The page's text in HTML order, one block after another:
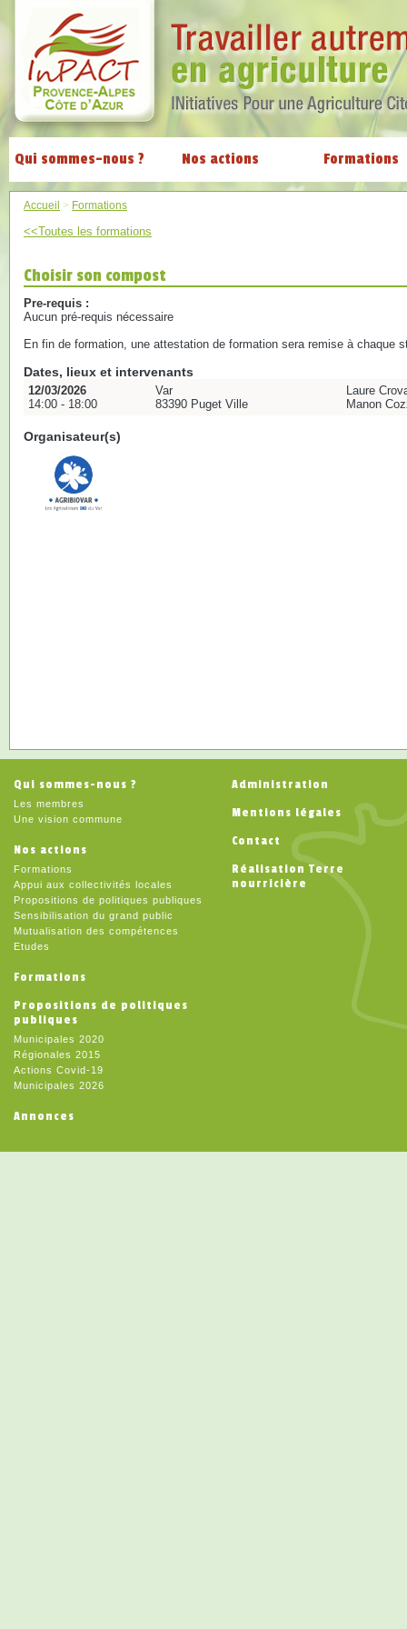
Qui sommes-nous ? Nos actions Formations
Accueil > Formations
<<Toutes les formations
Choisir son compost
Pre-requis :
Aucun pré-requis nécessaire
En fin de formation, une attestation de formation sera remise à chaque
Dates, lieux et intervenants
12/03/2026
14:00 - 18:00
Var
83390 Puget Ville
Laure
Manon
Organisateur(s)
Qui sommes-nous ?
Les membres
Une vision commune
Nos actions
Formations
Appui aux collectivités locales
Propositions de politiques publiques
Sensibilisation du grand public
Mutualisation des compétences
Etudes
Formations
Propositions de politiques
publiques
Municipales 2020
Régionales 2015
Actions Covid-19
Municipales 2026
Annonces
Administration
Mentions légales
Contact
Réalisation Terre
nourricière